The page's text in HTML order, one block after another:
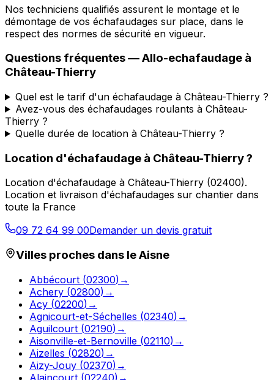
Nos techniciens qualifiés assurent le montage et le
démontage de vos échafaudages sur place, dans le
respect des normes de sécurité en vigueur.
Questions fréquentes —Allo-echafaudage à
Château-Thierry
Quel est le tarif d'un échafaudage à Château-Thierry ?
Avez-vous des échafaudages roulants à Château-
Thierry ?
Quelle durée de location à Château-Thierry ?
Location d'échafaudage à Château-Thierry?
Location d'échafaudage à Château-Thierry (02400).
Location et livraison d'échafaudages sur chantier dans
toute la France
09 72 64 99 00Demander un devis gratuit
Villes proches dans leAisne
Abbécourt (02300) →
Achery (02800) →
Acy (02200) →
Agnicourt-et-Séchelles (02340) →
Aguilcourt (02190) →
Aisonville-et-Bernoville (02110) →
Aizelles (02820) →
Aizy-Jouy (02370) →
Alaincourt (02240) →